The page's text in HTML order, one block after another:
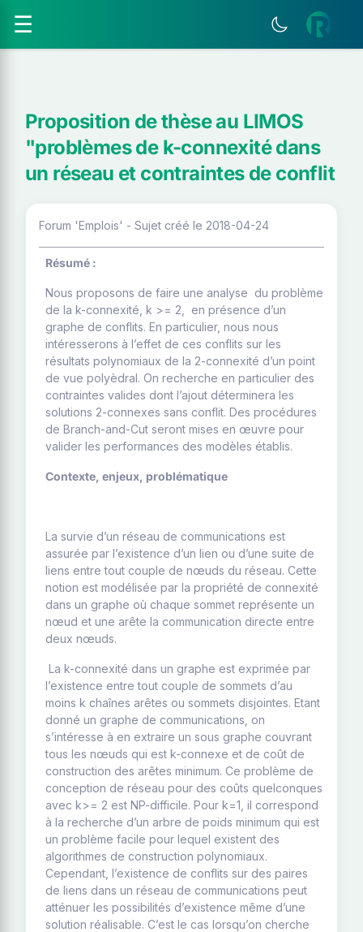
☰
Proposition de thèse au LIMOS
"problèmes de k-connexité dans
un réseau et contraintes de conflit
Forum 'Emplois' - Sujet créé le 2018-04-24
Résumé :
Nous proposons de faire une analyse du problème
de la k-connexité, k >= 2, en présence d’un
graphe de conflits. En particulier, nous nous
intéresserons à l’effet de ces conflits sur les
résultats polynomiaux de la 2-connexité d’un point
de vue polyèdral. On recherche en particulier des
contraintes valides dont l’ajout déterminera les
solutions 2-connexes sans conflit. Des procédures
de Branch-and-Cut seront mises en œuvre pour
valider les performances des modèles établis.
Contexte, enjeux, problématique
La survie d’un réseau de communications est
assurée par l’existence d’un lien ou d’une suite de
liens entre tout couple de nœuds du réseau. Cette
notion est modélisée par la propriété de connexité
dans un graphe où chaque sommet représente un
nœud et une arête la communication directe entre
deux nœuds.
La k-connexité dans un graphe est exprimée par
l’existence entre tout couple de sommets d’au
moins k chaînes arêtes ou sommets disjointes. Etant
donné un graphe de communications, on
s’intéresse à en extraire un sous graphe couvrant
tous les nœuds qui est k-connexe et de coût de
construction des arêtes minimum. Ce problème de
conception de réseau pour des coûts quelconques
avec k>= 2 est NP-difficile. Pour k=1, il correspond
à la recherche d’un arbre de poids minimum qui est
un problème facile pour lequel existent des
algorithmes de construction polynomiaux.
Cependant, l’existence de conflits sur des paires
de liens dans un réseau de communications peut
atténuer les possibilités d’existence même d’une
solution réalisable. C’est le cas lorsqu’on cherche